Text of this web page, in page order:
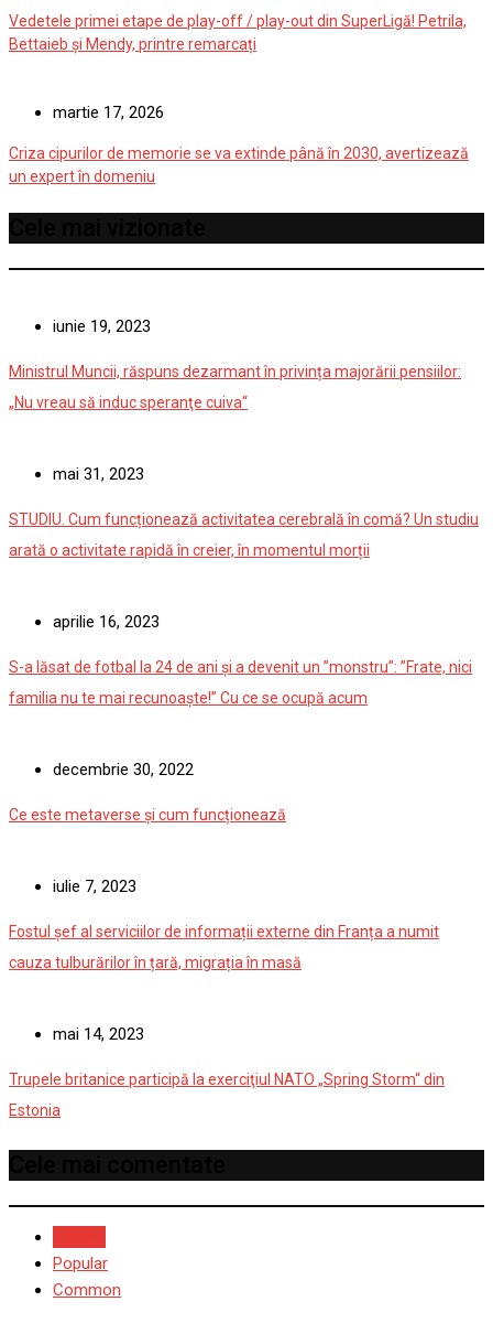
Vedetele primei etape de play-off / play-out din SuperLigă! Petrila,
Bettaieb și Mendy, printre remarcați
martie 17, 2026
Criza cipurilor de memorie se va extinde până în 2030, avertizează
un expert în domeniu
iunie 19, 2023
Ministrul Muncii, răspuns dezarmant în privința majorării pensiilor:
„Nu vreau să induc speranţe cuiva“
mai 31, 2023
STUDIU. Cum funcționează activitatea cerebrală în comă? Un studiu
arată o activitate rapidă în creier, în momentul morții
aprilie 16, 2023
S-a lăsat de fotbal la 24 de ani și a devenit un ”monstru”: ”Frate, nici
familia nu te mai recunoaște!” Cu ce se ocupă acum
decembrie 30, 2022
Ce este metaverse și cum funcționează
iulie 7, 2023
Fostul șef al serviciilor de informații externe din Franța a numit
cauza tulburărilor în țară, migrația în masă
mai 14, 2023
Trupele britanice participă la exerciţiul NATO „Spring Storm“ din
Estonia
Popular
Common